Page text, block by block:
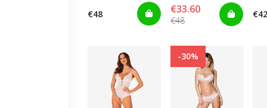
€48
Rücken.
€33.60
€48
-30%